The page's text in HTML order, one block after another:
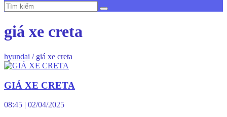
giá xe creta
hyundai / giá xe creta
GIÁ XE CRETA
08:45 | 02/04/2025